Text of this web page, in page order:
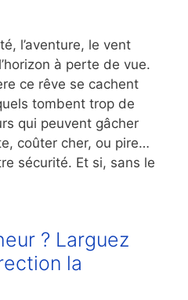
l’aventure, le vent
à perte de vue.
ce rêve se cachent
tombent trop de
qui peuvent gâcher
coûter cher, ou pire…
sécurité. Et si, sans le
? Larguez
la